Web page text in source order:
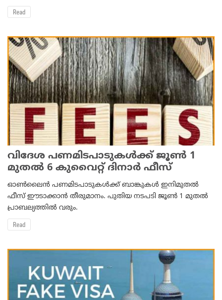
Read
വിദേശ പണമിടപാടുകൾക്ക് ജൂണ്‍ 1
മുതല്‍ 6 കുവൈറ്റ് ദിനാര്‍ ഫീസ്
ഓണ്‍ലൈന്‍ പണമിടപാടുകള്‍ക്ക് ബാങ്കുകള്‍ ഇനിമുതല്‍
ഫീസ് ഈടാക്കാന്‍ തീരുമാനം. പുതിയ നടപടി ജൂണ്‍ 1 മുതല്‍
പ്രാബല്യത്തില്‍ വരും.
Read